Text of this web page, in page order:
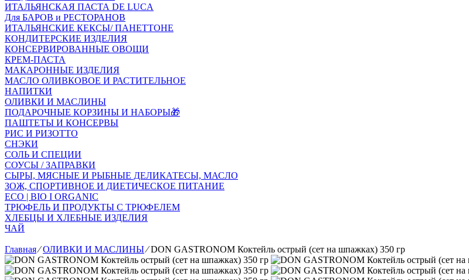
ИТАЛЬЯНСКАЯ ПАСТА DE LUCA
Для БАРОВ и РЕСТОРАНОВ
ИТАЛЬЯНСКИЕ КЕКСЫ/ ПАНЕТТОНЕ
КОНДИТЕРСКИЕ ИЗДЕЛИЯ
КОНСЕРВИРОВАННЫЕ ОВОЩИ
КРЕМ-ПАСТА
МАКАРОННЫЕ ИЗДЕЛИЯ
МАСЛО ОЛИВКОВОЕ И РАСТИТЕЛЬНОЕ
НАПИТКИ
ОЛИВКИ И МАСЛИНЫ
ПОДАРОЧНЫЕ КОРЗИНЫ И НАБОРЫ🎁
ПАШТЕТЫ И КОНСЕРВЫ
РИС И РИЗОТТО
СНЭКИ
СОЛЬ И СПЕЦИИ
СОУСЫ / ЗАПРАВКИ
СЫРЫ, МЯСНЫЕ И РЫБНЫЕ ДЕЛИКАТЕСЫ, МАСЛО
ЗОЖ, СПОРТИВНОЕ И ДИЕТИЧЕСКОЕ ПИТАНИЕ
ECO | BIO I ORGANIC
ТРЮФЕЛЬ И ПРОДУКТЫ С ТРЮФЕЛЕМ
ХЛЕБЦЫ И ХЛЕБНЫЕ ИЗДЕЛИЯ
ЧАЙ
Главная⁄ОЛИВКИ И МАСЛИНЫ ⁄ DON GASTRONOM Коктейль острый (сет на шпажках) 350 гр